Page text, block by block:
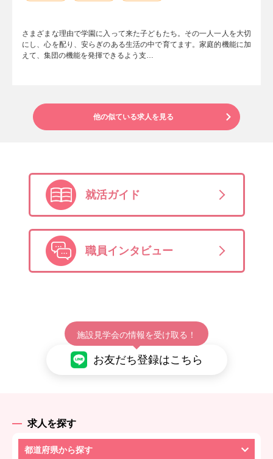
さまざまな理由で学園に入って来た子どもたち。その一人一人を大切
にし、心を配り、安らぎのある生活の中で育てます。家庭的機能に加
えて、集団の機能を発揮できるよう支…
他の似ている求人を見る
就活ガイド
職員インタビュー
施設見学会の情報を受け取る！
お友だち登録はこちら
求人を探す
都道府県から探す